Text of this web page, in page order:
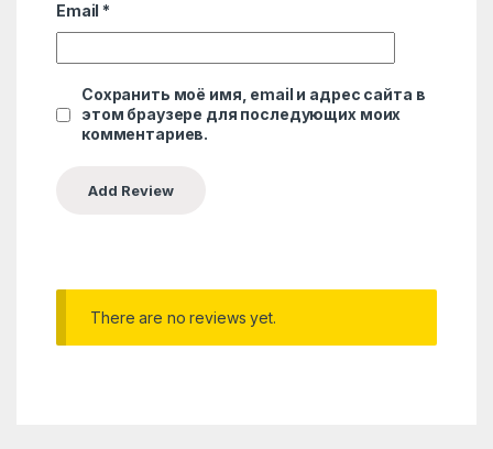
Email *
Сохранить моё имя, email и адрес сайта в
этом браузере для последующих моих
комментариев.
There are no reviews yet.